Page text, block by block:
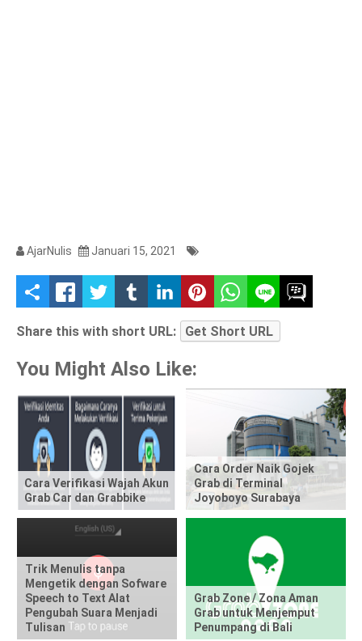
AjarNulis Januari 15, 2021
S
h
h
i
p
o
Share this with short URL: Get Short URL
You Might Also Like:
Cara Verifikasi Wajah Akun
Grab Car dan Grabbike
Cara Order Naik Gojek
Grab di Terminal
Joyoboyo Surabaya
Trik Menulis tanpa
Mengetik dengan Sofware
Speech to Text Alat
Pengubah Suara Menjadi
Tulisan
Grab Zone / Zona Aman
Grab untuk Menjemput
Penumpang di Bali